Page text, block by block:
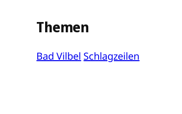
Themen
Bad Vilbel Schlagzeilen